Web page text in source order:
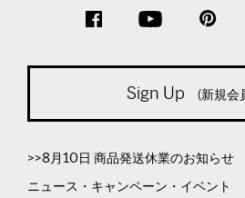
Sign Up (新規会
>>8月10日 商品発送休業のお知らせ
ニュース・キャンペーン・イベント